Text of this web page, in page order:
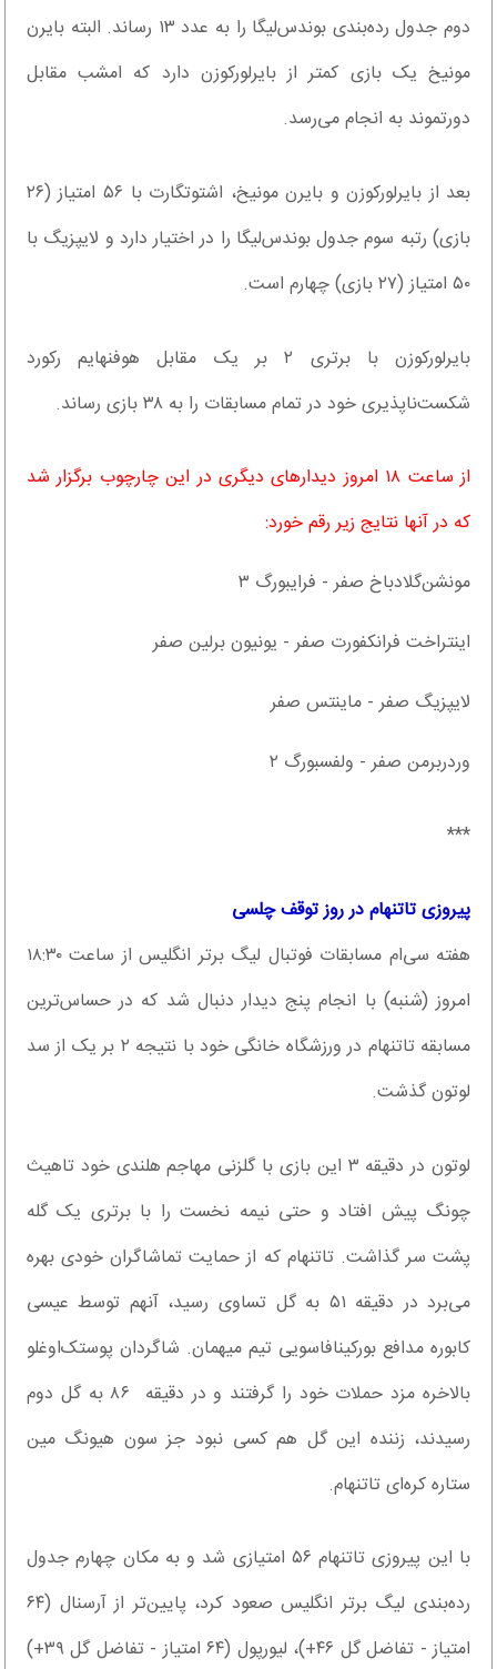
دوم جدول رده‌بندی بوندس‌لیگا را به عدد ۱۳ رساند. البته بایرن
مونیخ یک بازی کمتر از بایرلورکوزن دارد که امشب مقابل
دورتموند به انجام می‌رسد.
بعد از بایرلورکوزن و بایرن مونیخ، اشتوتگارت با ۵۶ امتیاز (۲۶
بازی) رتبه سوم جدول بوندس‌لیگا را در اختیار دارد و لایپزیگ با
۵۰ امتیاز (۲۷ بازی) چهارم است.
بایرلورکوزن با برتری ۲ بر یک مقابل هوفنهایم رکورد
شکست‌ناپذیری خود در تمام مسابقات را به ۳۸ بازی رساند.
از ساعت ۱۸ امروز دیدارهای دیگری در این چارچوب برگزار شد
که در آنها نتایج زیر رقم خورد:
مونشن‌گلادباخ صفر - فرایبورگ ۳
اینتراخت فرانکفورت صفر - یونیون برلین صفر
لایپزیگ صفر - ماینتس صفر
وردربرمن صفر - ولفسبورگ ۲
***
پیروزی تاتنهام در روز توقف چلسی
هفته سی‌ام مسابقات فوتبال لیگ برتر انگلیس از ساعت ۱۸:۳۰
امروز (شنبه) با انجام پنج دیدار دنبال شد که در حساس‌ترین
مسابقه تاتنهام در ورزشگاه خانگی خود با نتیجه ۲ بر یک از سد
لوتون گذشت.
لوتون در دقیقه ۳ این بازی با گلزنی مهاجم هلندی خود تاهیث
چونگ پیش افتاد و حتی نیمه نخست را با برتری یک گله
پشت سر گذاشت. تاتنهام که از حمایت تماشاگران خودی بهره
می‌برد در دقیقه ۵۱ به گل تساوی رسید، آنهم توسط عیسی
کابوره مدافع بورکینافاسویی تیم میهمان. شاگردان پوستک‌اوغلو
بالاخره مزد حملات خود را گرفتند و در دقیقه ۸۶ به گل دوم
رسیدند، زننده این گل هم کسی نبود جز سون هیونگ مین
ستاره کره‌ای تاتنهام.
با این پیروزی تاتنهام ۵۶ امتیازی شد و به مکان چهارم جدول
رده‌بندی لیگ برتر انگلیس صعود کرد، پایین‌تر از آرسنال (۶۴
امتیاز - تفاضل گل ۴۶+)، لیورپول (۶۴ امتیاز - تفاضل گل ۳۹+)